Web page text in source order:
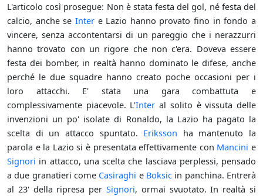
L'articolo così prosegue: Non è stata festa del gol, né festa del
calcio, anche se Intere Lazio hanno provato fino in fondo a
vincere, senza accontentarsi di un pareggio che i nerazzurri
hanno trovato con un rigore che non c'era. Doveva essere
festa dei bomber, in realtà hanno dominato le difese, anche
perché le due squadre hanno creato poche occasioni per i
loro attacchi. E' stata una gara combattuta e
complessivamente piacevole. L'Inter al solito è vissuta delle
invenzioni un po' isolate di Ronaldo, la Lazio ha pagato la
scelta di un attacco spuntato. Eriksson ha mantenuto la
parola e la Lazio si è presentata effettivamente con Mancini e
Signori in attacco, una scelta che lasciava perplessi, pensado
a due granatieri come Casiraghi e Boksic in panchina. Entrerà
al 23' della ripresa per Signori, ormai svuotato. In realtà si